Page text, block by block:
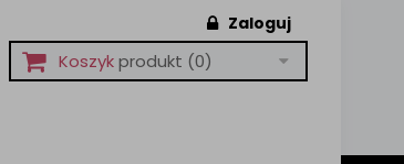
Zaloguj
Koszykprodukt (0)